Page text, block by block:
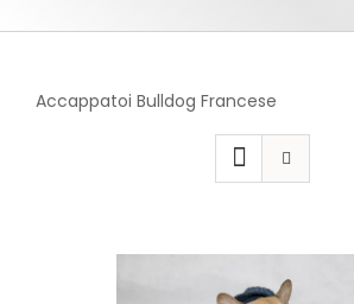
Accappatoi Bulldog Francese